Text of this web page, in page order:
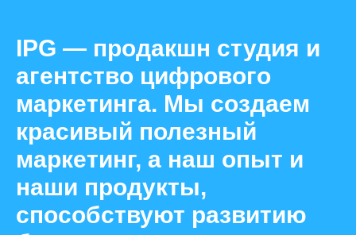
IPG — продакшн студия и
агентство цифрового
маркетинга. Мы создаем
красивый полезный
маркетинг, а наш опыт и
наши продукты,
способствуют развитию